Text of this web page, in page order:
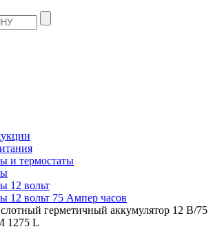
и термостаты
12 вольт
12 вольт 75 Ампер часов
герметичный аккумулятор 12 В/75
1275 L